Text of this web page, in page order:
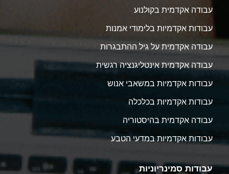
עבודה אקדמית בקולנוע
עבודות אקדמיות בלימודי אמנות
עבודה אקדמית על גיל ההתבגרות
עבודה אקדמית אינטליגנציה רגשית
עבודות אקדמיות במשאבי אנוש
עבודות אקדמיות בכלכלה
עבודה אקדמית בהיסטוריה
עבודות אקדמיות במדעי הטבע
עבודות סמינריוניות